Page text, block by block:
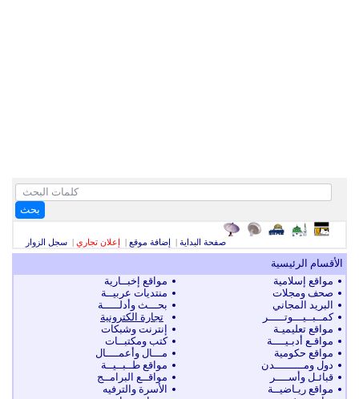
بحث
صفحة البداية | إضافة موقع | إعلان تجاري | سجل الزوار
الأقسام الرئيسية
مواقع إسلامية
صحف ومجلات
البريد المجاني
كمــبــيـــوتـــــر
مواقع تعليميـة
مواقـع أدبـيــــة
مواقع حكومية
دول ومـــــــــدن
قبائـل وأســــر
مواقع ريـاضيــة
مواقع إخبــارية
منتديات عربيــة
بحـــث وأدلـــــة
تجارة الكترونية
إنترنت وشبكات
كتب ومكتبــات
مـــال وأعمــــال
مواقع طــبــيــة
مواقــع البرامــج
الأسرة والترفيه